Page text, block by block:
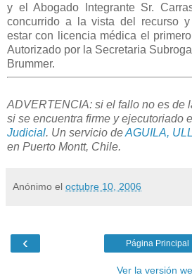
y el Abogado Integrante Sr.
concurrido a la vista del recurso
estar con licencia médica el
Autorizado por la Secretaria
Brummer.
ADVERTENCIA: si el fallo no es de
si se encuentra firme y ejecutoriado
Judicial. Un servicio deAGUILA,
en Puerto Montt, Chile.
Anónimo el octubre 10, 2006
‹ Página Principal
Ver la versión